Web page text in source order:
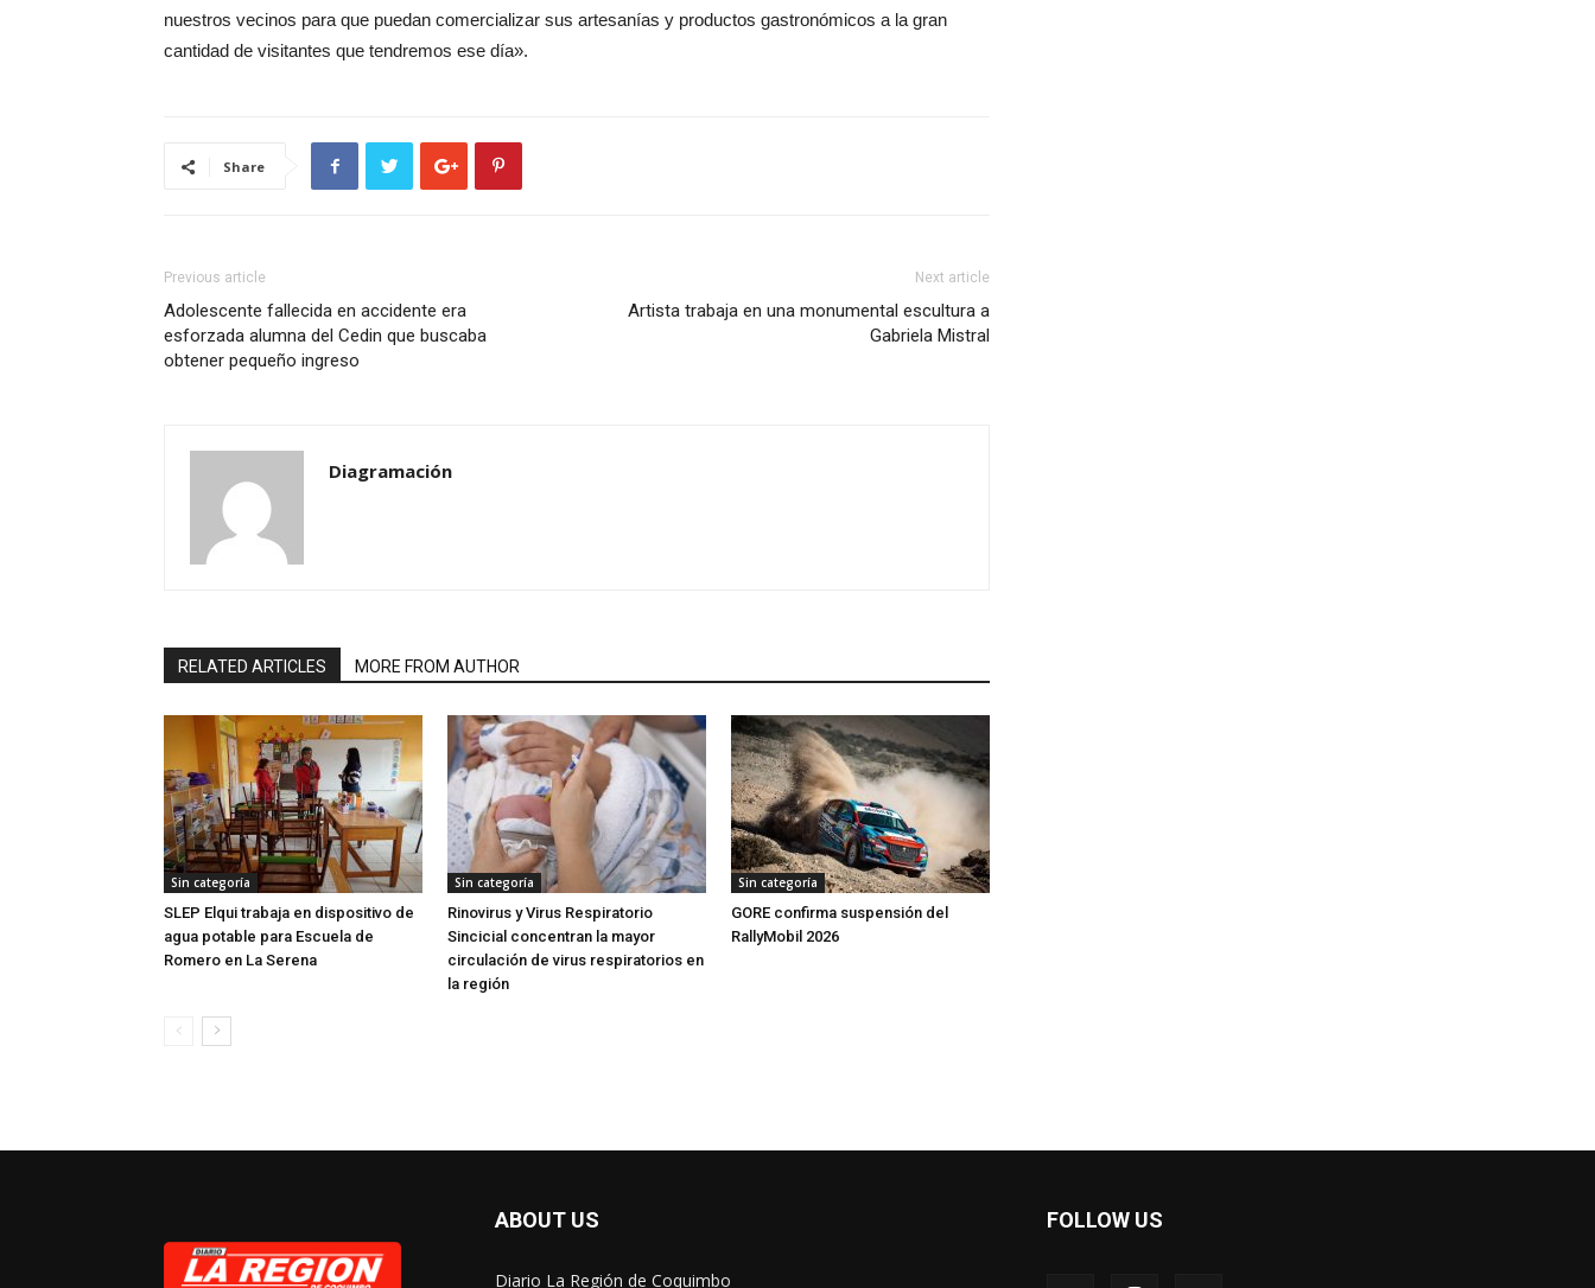
nuestros vecinos para que puedan comercializar sus artesanías y productos gastronómicos a la gran
cantidad de visitantes que tendremos ese día».
Share
Previous article
Adolescente fallecida en accidente era
esforzada alumna del Cedin que buscaba
obtener pequeño ingreso
Next article
Artista trabaja en una monumental escultura a
Gabriela Mistral
Diagramación
RELATED ARTICLES MORE FROM AUTHOR
Sin categoría
SLEP Elqui trabaja en dispositivo de
agua potable para Escuela de
Romero en La Serena
Sin categoría
Rinovirus y Virus Respiratorio
Sincicial concentran la mayor
circulación de virus respiratorios en
la región
Sin categoría
GORE confirma suspensión del
RallyMobil 2026
ABOUT US
Diario La Región de Coquimbo
FOLLOW US